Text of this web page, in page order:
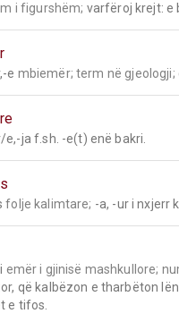
i figurshëm; varfëroj krejt: e
e mbiemër; term në gjeologji;
e,-ja f.sh. -e(t) enë bakri.
folje kalimtare; -a, -ur i nxjerr
emër i gjinisë mashkullore;
që kalbëzon e tharbëton
e tifos.